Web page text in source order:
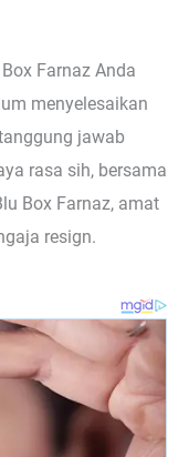
Farnaz Anda
menyelesaikan
jawab
rasa sih, bersama
Box Farnaz, amat
resign.